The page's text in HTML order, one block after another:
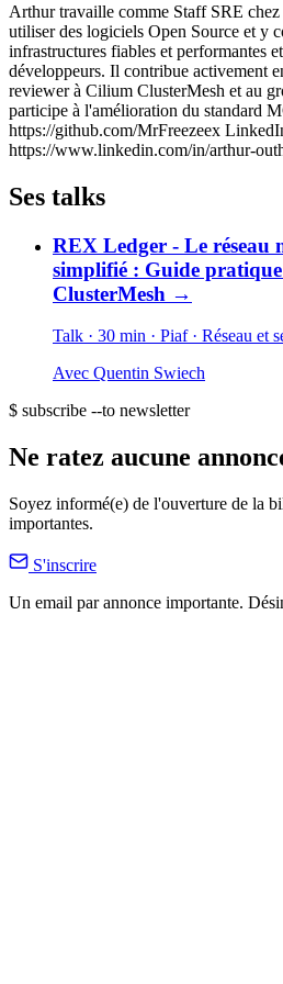
Arthur travaille comme Staff SRE
utiliser des logiciels Open Source et y
infrastructures fiables et performantes
développeurs. Il contribue activement
reviewer à Cilium ClusterMesh et au
participe à l'amélioration du standard
https://github.com/MrFreezeex
https://www.linkedin.com/in/arthur-
Ses talks
REX Ledger - Le réseau
simplifié : Guide
ClusterMesh →
Talk · 30 min · Piaf · Réseau et
Avec Quentin Swiech
$ subscribe --to newsletter
Ne ratez aucune
Soyez informé(e) de l'ouverture de la
importantes.
S'inscrire
Un email par annonce importante.